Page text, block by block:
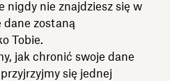
nigdy nie znajdziesz się w
dane zostaną
Tobie.
jak chronić swoje dane
się jednej